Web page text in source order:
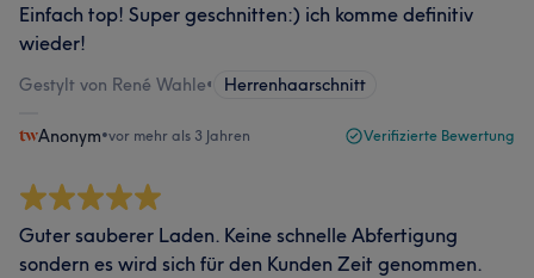
Einfach top! Super geschnitten:) ich komme definitiv
wieder!
Gestylt von René Wahle• Herrenhaarschnitt
Anonym•vor mehr als 3 Jahren Verifizierte Bewertung
Guter sauberer Laden. Keine schnelle Abfertigung
sondern es wird sich für den Kunden Zeit genommen.